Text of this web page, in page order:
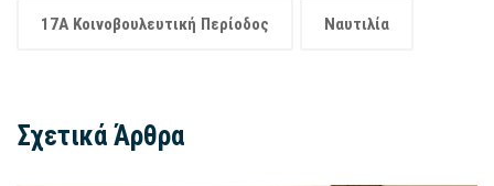
17Α Κοινοβουλευτική Περίοδος Ναυτιλία
Σχετικά Άρθρα